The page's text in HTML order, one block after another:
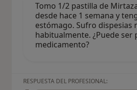
Tomo 1/2 pastilla de
desde hace 1 semana y
estómago. Sufro dispesias
habitualmente. ¿Puede ser
medicamento?
RESPUESTA DEL PROFESIONAL: